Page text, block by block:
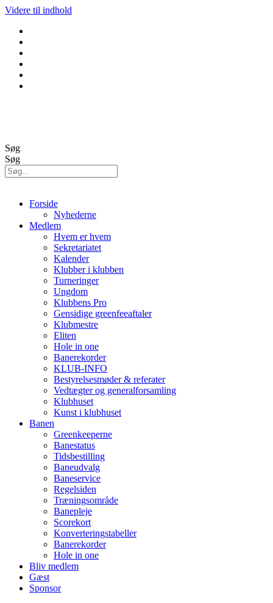
Videre til indhold
Søg
Søg
Forside
Nyhederne
Medlem
Hvem er hvem
Sekretariatet
Kalender
Klubber i klubben
Turneringer
Ungdom
Klubbens Pro
Gensidige greenfeeaftaler
Klubmestre
Eliten
Hole in one
Banerekorder
KLUB-INFO
Bestyrelsesmøder & referater
Vedtægter og generalforsamling
Klubhuset
Kunst i klubhuset
Banen
Greenkeeperne
Banestatus
Tidsbestilling
Baneudvalg
Baneservice
Regelsiden
Træningsområde
Banepleje
Scorekort
Konverteringstabeller
Banerekorder
Hole in one
Bliv medlem
Gæst
Sponsor